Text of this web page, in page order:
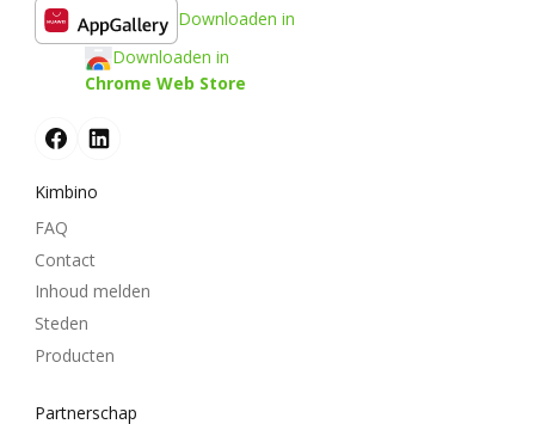
Downloaden in
Downloaden in
Chrome Web Store
Kimbino
FAQ
Contact
Inhoud melden
Steden
Producten
Partnerschap